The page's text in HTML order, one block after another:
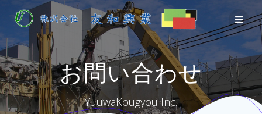
Skip
to
content
お問い合わせ
YuuwaKougyou Inc.